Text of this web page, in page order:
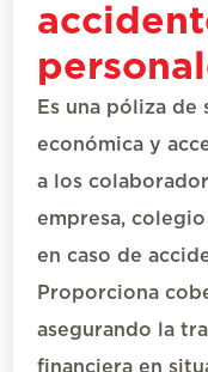
Es una póliza de
económica y
a los
empresa,
en caso de
Proporciona
asegurando la
financiera en